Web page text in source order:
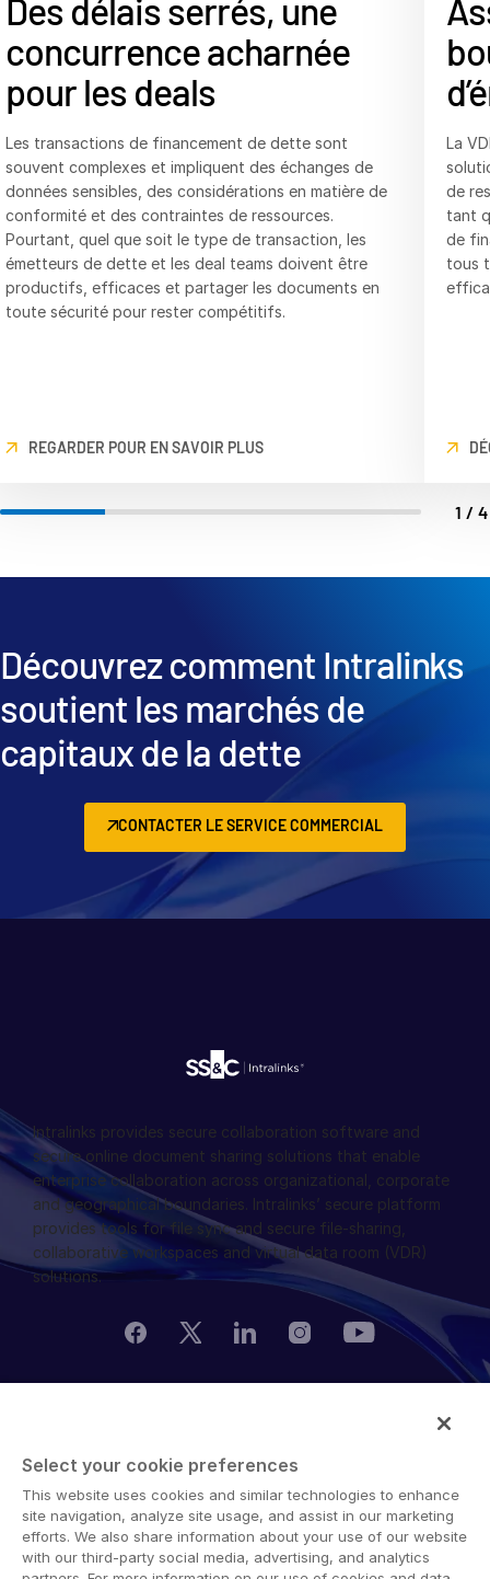
Des délais serrés, une
concurrence acharnée
pour les deals
Les transactions de financement de dette sont
souvent complexes et impliquent des échanges de
données sensibles, des considérations en matière de
conformité et des contraintes de ressources.
Pourtant, quel que soit le type de transaction, les
émetteurs de dette et les deal teams doivent être
productifs, efficaces et partager les documents en
toute sécurité pour rester compétitifs.
REGARDER POUR EN SAVOIR PLUS
La
de
tant
de
tous
1/
Découvrez comment Intralinks
soutient les marchés de
capitaux de la dette
CONTACTER LE SERVICE COMMERCIAL
Intralinks provides secure collaboration software and
secure online document sharing solutions that enable
enterprise collaboration across organizational, corporate
and geographical boundaries. Intralinks’ secure platform
provides tools for file sync and secure file-sharing,
collaborative workspaces and virtual data room (VDR)
solutions.
Select your cookie preferences
This website uses cookies and similar technologies to enhance
site navigation, analyze site usage, and assist in our marketing
efforts. We also share information about your use of our website
with our third-party social media, advertising, and analytics